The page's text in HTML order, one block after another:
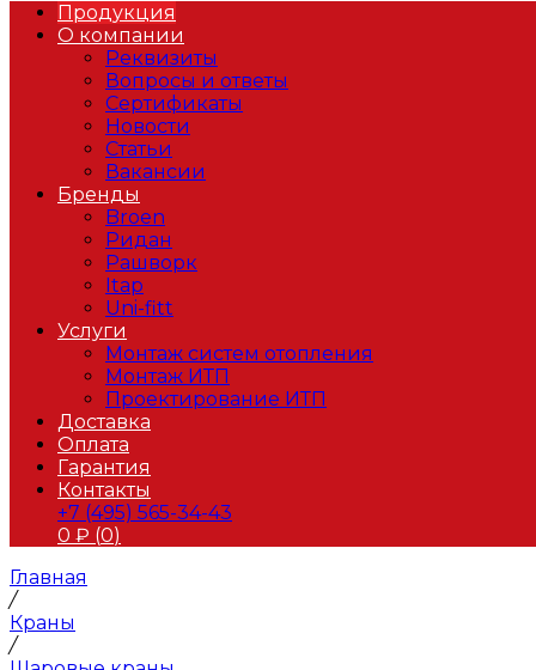
Продукция
О компании
Реквизиты
Вопросы и ответы
Сертификаты
Новости
Статьи
Вакансии
Бренды
Broen
Ридан
Рашворк
Itap
Uni-fitt
Услуги
Монтаж систем отопления
Монтаж ИТП
Проектирование ИТП
Доставка
Оплата
Гарантия
Контакты
+7 (495) 565-34-43
0 ₽ (0)
Главная
/
Краны
/